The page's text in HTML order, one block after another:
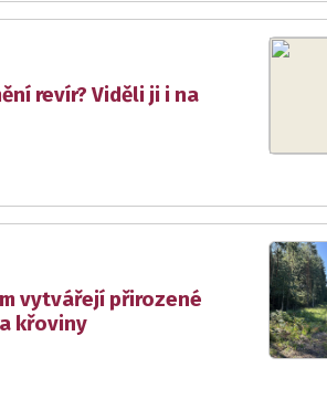
revír? Viděli ji i na
vytvářejí přirozené
křoviny